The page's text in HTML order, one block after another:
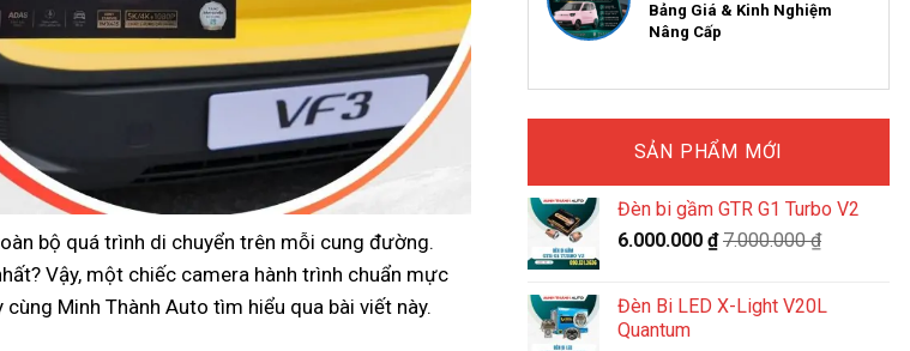
bộ quá trình di chuyển trên mỗi cung đường.
Vậy, một chiếc camera hành trình chuẩn mực
Minh Thành Auto tìm hiểu qua bài viết này.
Bảng Giá & Kinh Nghiệm
Nâng Cấp
SẢN PHẨM MỚI
Đèn bi gầm GTR G1 Turbo V2
6.000.000 ₫ 7.000.000₫
Đèn Bi LED X-Light V20L
Quantum